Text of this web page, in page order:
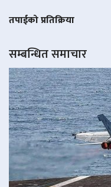
तपाईको प्रतिक्रिया
सम्बन्धित समाचार